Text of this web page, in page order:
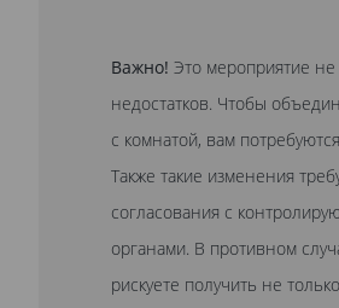
Важно! Это мероприятие
недостатков. Чтобы
с комнатой, вам
Также такие изменения
согласования с
органами. В противном
рискуете получить не